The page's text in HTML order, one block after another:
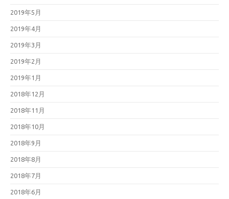
2019年5月
2019年4月
2019年3月
2019年2月
2019年1月
2018年12月
2018年11月
2018年10月
2018年9月
2018年8月
2018年7月
2018年6月